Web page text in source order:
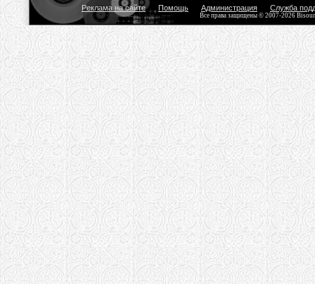
Реклама на сайте Помощь Администрация Служба
Все права защищены © 2007-2026